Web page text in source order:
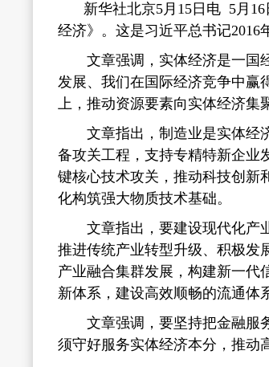
新华社北京5月15日电 5月
经济》。这是习近平总书记2016
文章强调，实体经济是一国经
发展、我们在国际经济竞争中赢
上，推动资源要素向实体经济集
文章指出，制造业是实体经济
备攻关工程，支持专精特新企业
键核心技术攻关，推动科技创新
化构筑强大物质技术基础。
文章指出，要建设现代化产业
推进传统产业转型升级、积极发
产业融合集群发展，构建新一代
新体系，建设高效顺畅的流通体
文章强调，要坚持把金融服务
须守好服务实体经济本分，推动